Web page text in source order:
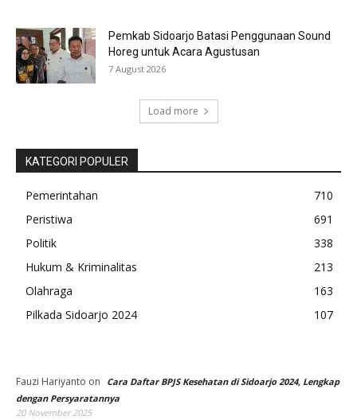
Pemkab Sidoarjo Batasi Penggunaan Sound
Horeg untuk Acara Agustusan
7 August 2026
Load more
KATEGORI POPULER
Pemerintahan
710
Peristiwa
691
Politik
338
Hukum & Kriminalitas
213
Olahraga
163
Pilkada Sidoarjo 2024
107
Fauzi Hariyanto on
Cara Daftar BPJS Kesehatan di Sidoarjo 2024, Lengkap
dengan Persyaratannya
20 November 2025